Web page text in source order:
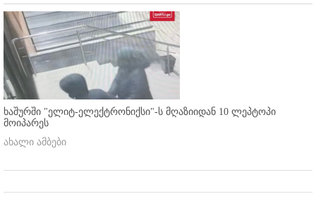
ხაშურში "ელიტ-ელექტრონიქსი"-ს მღაზიიდან 10 ლეპტოპი
მოიპარეს
ახალი ამბები